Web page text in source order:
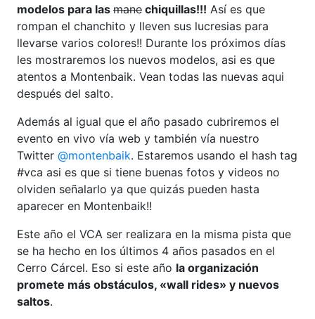
modelos para las mane chiquillas!!! Así es que
rompan el chanchito y lleven sus lucresias para
llevarse varios colores!! Durante los próximos días
les mostraremos los nuevos modelos, asi es que
atentos a Montenbaik. Vean todas las nuevas aqui
después del salto.
Además al igual que el año pasado cubriremos el
evento en vivo vía web y también vía nuestro
Twitter @montenbaik. Estaremos usando el hash tag
#vca asi es que si tiene buenas fotos y videos no
olviden señalarlo ya que quizás pueden hasta
aparecer en Montenbaik!!
Este año el VCA ser realizara en la misma pista que
se ha hecho en los últimos 4 años pasados en el
Cerro Cárcel. Eso si este año la organización
promete más obstáculos, «wall rides» y nuevos
saltos.